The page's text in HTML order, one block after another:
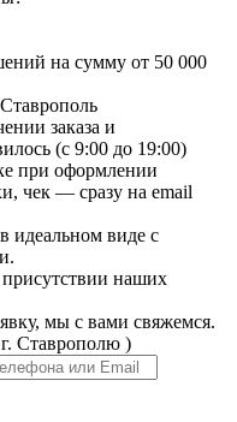
на сумму от 50 000
заказа и
(с 9:00 до 19:00)
при оформлении
чек — сразу на email
идеальном виде с
присутствии наших
мы с вами свяжемся.
г. Ставрополю )